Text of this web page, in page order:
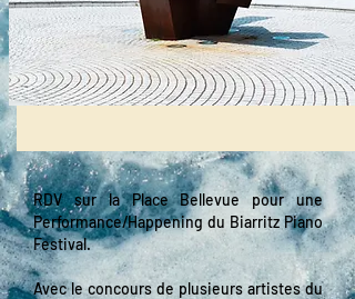
RDV sur la Place Bellevue pour une
Performance/Happening du Biarritz Piano
Festival.
Avec le concours de plusieurs artistes du